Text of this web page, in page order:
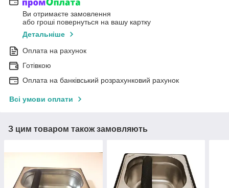
Ви отримаєте замовлення
або гроші повернуться на вашу картку
Детальніше
Оплата на рахунок
Готівкою
Оплата на банківський розрахунковий рахунок
Всі умови оплати
З цим товаром також замовляють